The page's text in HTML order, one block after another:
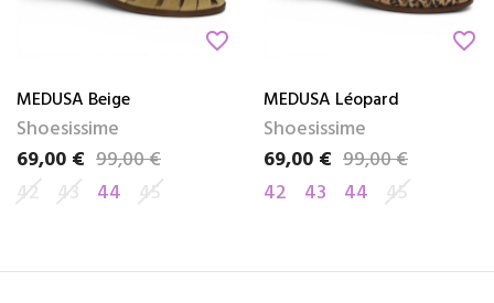
favorite_border
MEDUSA Beige
Shoesissime
Prix
69,00 €
Prix de base99,00 €
42 43 44 45
favorite_border
MEDUSA Léopard
Shoesissime
Prix
69,00 €
Prix de base99,00 €
42
43 44 45